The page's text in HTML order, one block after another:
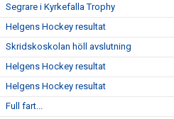
Segrare i Kyrkefalla Trophy
Helgens Hockey resultat
Skridskoskolan höll avslutning
Helgens Hockey resultat
Helgens Hockey resultat
Full fart...